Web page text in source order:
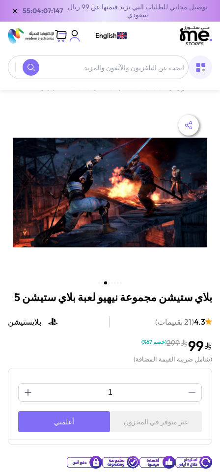
توصيل مجاني للطلبات التي تزيد قيمتها عن 99 ريال
سعودي
54:04:07:147
×
English
بلاي ستيشن مجموعة نيهيو لعبة بلاي ستيشن 5
4.3
(
21تقييمات) بلايستيشن
99
299
(خصم 67% )
(شامل ضريبة القيمة المضافة)
غير متوفر في المخزون أعلمني